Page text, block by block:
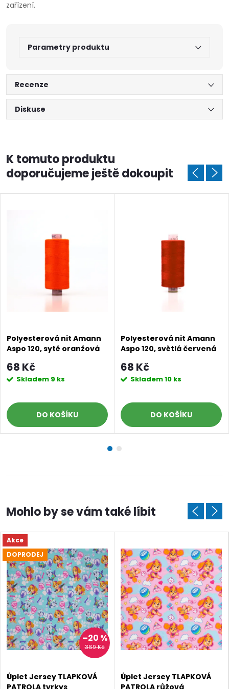
zařízení.
Parametry produktu
Recenze
Diskuse
K tomuto produktu
doporučujeme ještě dokoupit
Polyesterová nit Amann
Aspo 120, sytě oranžová
68 Kč
Skladem 9 ks
DO KOŠÍKU
Polyesterová nit Amann
Aspo 120, světlá červená
68 Kč
Skladem10 ks
DO KOŠÍKU
Akce
DOPRODEJ
369 Kč
–20 %
Úplet Jersey TLAPKOVÁ
PATROLA tyrkys
Úplet Jersey TLAPKOVÁ
PATROLA růžová